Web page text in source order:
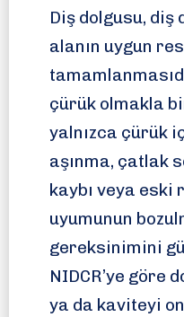
Diş dolgusu, diş
alanın uygun
çürük olmakla
yalnızca çürük
aşınma, çatlak
kaybı veya
uyumunun
gereksinimini
NIDCR’ye göre
ya da kaviteyi